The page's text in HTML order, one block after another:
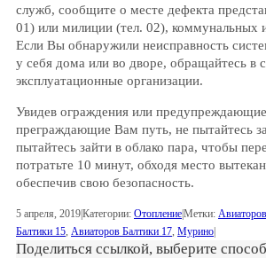
служб, сообщите о месте дефекта
01) или милиции (тел. 02), коммунальных
Если Вы обнаружили неисправность
у себя дома или во дворе, обращайтесь в
эксплуатационные организации.
Увидев ограждения или
преграждающие Вам путь, не пытайтесь
пытайтесь зайти в облако пара, чтобы
потратьте 10 минут, обходя место
обеспечив свою безопасность.
5 апреля, 2019|Категории: Отопление|Метки:
Балтики 15 Авиаторов Балтики 17 Мурино|
Поделиться ссылкой, выберите